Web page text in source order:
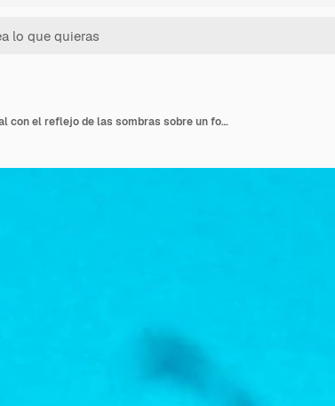
La composición de las hojas y la cal con el reflejo de las sombras sobre un fondo azul con espacio de copia. Fruta ecológica. Endecha plana